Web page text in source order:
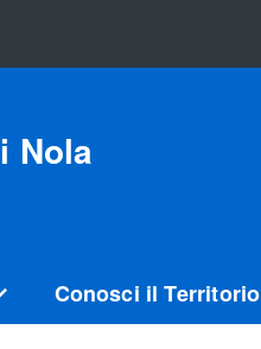
Nola
Conosci il Territorio